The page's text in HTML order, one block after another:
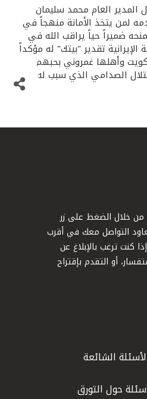
المدير العام محمد سليمان
لمن يتخذ الأمانة منهجاً في
ضميراً حياً يراقب الله في
تقدير "بيتك" له مؤكداً
وأهلها غمروني بحبهم
الاحتلال الصدامي الذي سبب له
من خلال الضغط على زر
التواصل معك في أقرب
كنت ترغب بالإبلاغ عن
أو التقدم بإقتراح
الشائعة
حول التورق